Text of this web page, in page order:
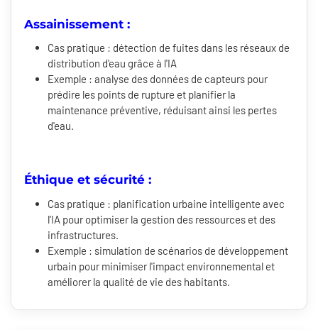
Assainissement :
Cas pratique : détection de fuites dans les réseaux de
distribution d'eau grâce à l'IA
Exemple : analyse des données de capteurs pour
prédire les points de rupture et planifier la
maintenance préventive, réduisant ainsi les pertes
d'eau.
Éthique et sécurité :
Cas pratique : planification urbaine intelligente avec
l'IA pour optimiser la gestion des ressources et des
infrastructures.
Exemple : simulation de scénarios de développement
urbain pour minimiser l'impact environnemental et
améliorer la qualité de vie des habitants.